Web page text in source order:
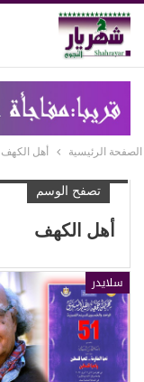
الصفحة الرئيسية أهل الكهف
تصفح الوسم
أهل الكهف
سلايدر